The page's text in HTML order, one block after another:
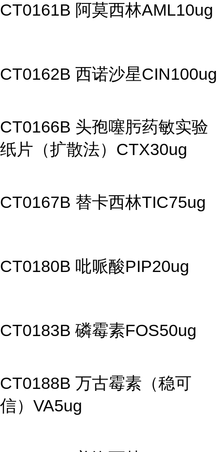
CT0161B 阿莫西林AML10ug
CT0162B 西诺沙星CIN100ug
CT0166B 头孢噻肟药敏实验
纸片（扩散法）CTX30ug
CT0167B 替卡西林TIC75ug
CT0180B 吡哌酸PIP20ug
CT0183B 磷霉素FOS50ug
CT0188B 万古霉素（稳可
信）VA5ug